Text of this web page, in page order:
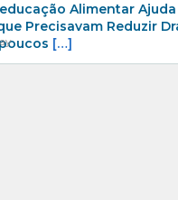
Alimentar
Precisavam Reduzir
[…]